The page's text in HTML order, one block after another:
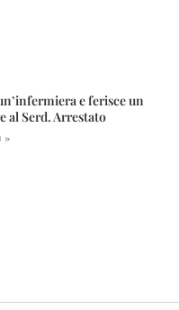
e ferisce un
al Serd. Arrestato
»